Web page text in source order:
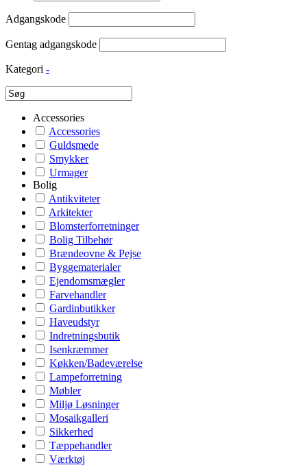
Adgangskode
Gentag adgangskode
Kategori -
Accessories
Accessories
Guldsmede
Smykker
Urmager
Bolig
Antikviteter
Arkitekter
Blomsterforretninger
Bolig Tilbehør
Brændeovne & Pejse
Byggematerialer
Ejendomsmægler
Farvehandler
Gardinbutikker
Haveudstyr
Indretningsbutik
Isenkræmmer
Køkken/Badeværelse
Lampeforretning
Møbler
Miljø Løsninger
Mosaikgalleri
Sikkerhed
Tæppehandler
Værktøj